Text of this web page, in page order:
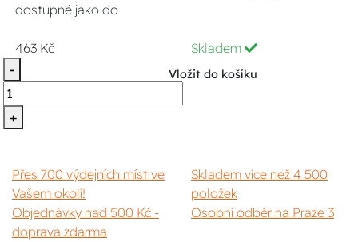
dostupné jako do
463 Kč
Skladem
-
+
Vložit do košíku
Přes 700 výdejních míst ve
Vašem okolí!
Skladem více než 4 500
položek
Objednávky nad 500 Kč -
doprava zdarma
Osobní odběr na Praze 3